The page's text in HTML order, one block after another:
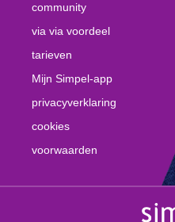
community
via via voordeel
tarieven
Mijn Simpel-app
privacyverklaring
cookies
voorwaarden